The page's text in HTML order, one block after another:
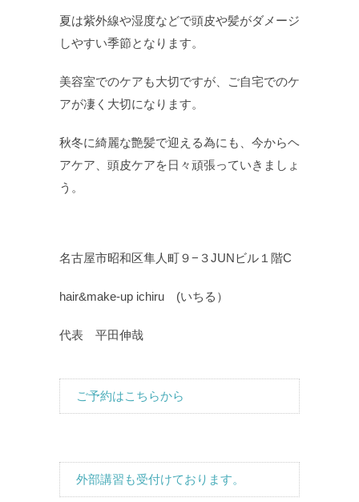
夏は紫外線や湿度などで頭皮や髪がダメージ
しやすい季節となります。
美容室でのケアも大切ですが、ご自宅でのケ
アが凄く大切になります。
秋冬に綺麗な艶髪で迎える為にも、今からヘ
アケア、頭皮ケアを日々頑張っていきましょ
う。
名古屋市昭和区隼人町９−３JUNビル１階C
hair&make-up ichiru (いちる）
代表 平田伸哉
ご予約はこちらから
外部講習も受付けております。